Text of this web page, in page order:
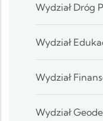
Wydział Dróg
Wydział
Wydział
Wydział